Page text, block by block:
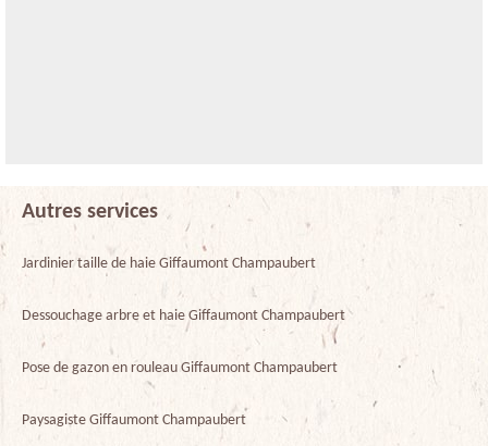
Autres services
Jardinier taille de haie Giffaumont Champaubert
Dessouchage arbre et haie Giffaumont Champaubert
Pose de gazon en rouleau Giffaumont Champaubert
Paysagiste Giffaumont Champaubert